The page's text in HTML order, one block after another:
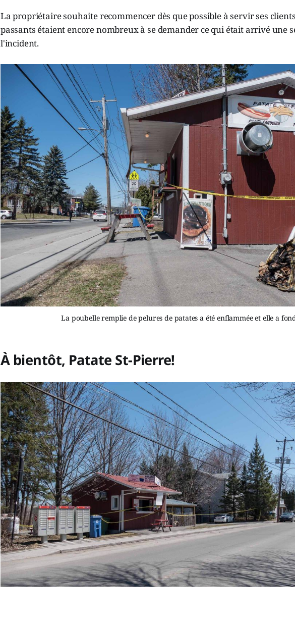
La propriétaire souhaite recommencer dès que possible à servir ses
passants étaient encore nombreux à se demander ce qui était arrivé une
l'incident.
La poubelle remplie de pelures de patates a été enflammée et elle a
À bientôt, Patate St-Pierre!